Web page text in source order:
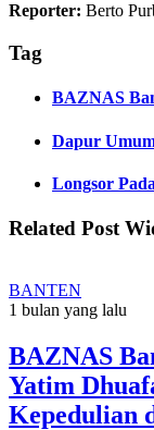
Reporter: Berto
Tag
BAZNAS
Dapur
Longsor
Related Post
BANTEN
1 bulan yang lalu
BAZNAS
Yatim
Kepedulian